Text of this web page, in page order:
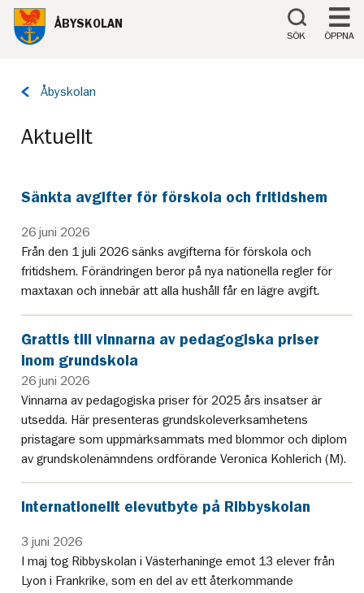
Till innehåll på sidan
ÅBYSKOLAN
SÖK ÖPPNA
Tillbaka
Åbyskolan
Aktuellt
Sänkta avgifter för förskola och fritidshem
26 juni 2026
Från den 1 juli 2026 sänks avgifterna för förskola och
fritidshem. Förändringen beror på nya nationella regler för
maxtaxan och innebär att alla hushåll får en lägre avgift.
Grattis till vinnarna av pedagogiska priser
inom grundskola
26 juni 2026
Vinnarna av pedagogiska priser för 2025 års insatser är
utsedda. Här presenteras grundskoleverksamhetens
pristagare som uppmärksammats med blommor och diplom
av grundskolenämndens ordförande Veronica Kohlerich (M).
Internationellt elevutbyte på Ribbyskolan
3 juni 2026
I maj tog Ribbyskolan i Västerhaninge emot 13 elever från
Lyon i Frankrike, som en del av ett återkommande